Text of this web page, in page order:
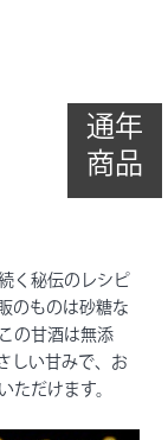
通年
商品
く秘伝のレシピ
のものは砂糖な
の甘酒は無添
しい甘みで、お
だけます。